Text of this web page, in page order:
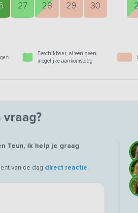
27 28 29 30
Beschikbaar, alleen geen
mogelijke aankomstdag
vraag?
Teun, ik help je graag
van de dag direct reactie